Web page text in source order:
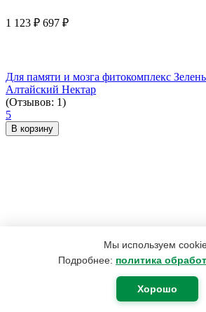
Мы используем
Подробнее: политика
Хорошо
1 123 ₽ 697 ₽
Для памяти и мозга фитокомплекс
Алтайский Нектар
(Отзывов: 1)
5
В корзину